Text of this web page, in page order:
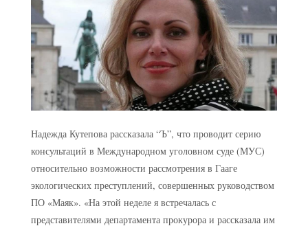
Надежда Кутепова рассказала “Ъ”, что проводит серию
консультаций в Международном уголовном суде (МУС)
относительно возможности рассмотрения в Гааге
экологических преступлений, совершенных руководством
ПО «Маяк». «На этой неделе я встречалась с
представителями департамента прокурора и рассказала им